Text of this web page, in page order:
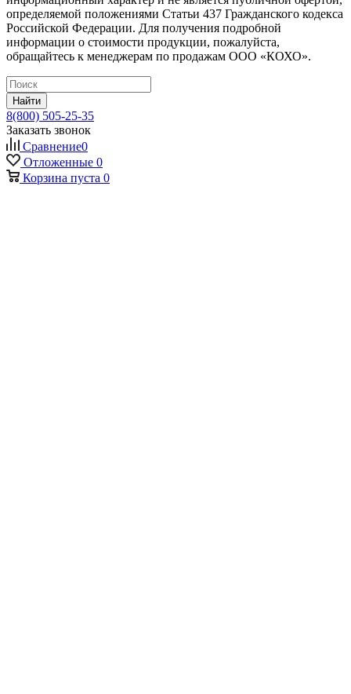
определяемой положениями Статьи 437 Гражданского кодекса
Российской Федерации. Для получения подробной
информации о стоимости продукции, пожалуйста,
обращайтесь к менеджерам по продажам ООО «КОХО».
Найти
8(800) 505-25-35
Заказать звонок
Сравнение0
Отложенные 0
Корзина пуста 0